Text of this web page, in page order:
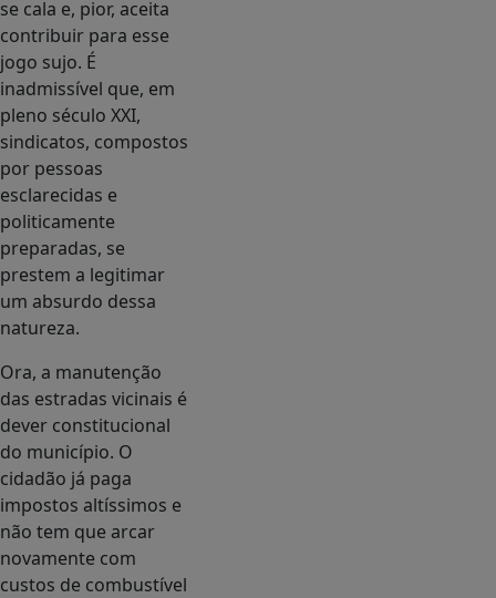
se cala e, pior, aceita
contribuir para esse
jogo sujo. É
inadmissível que, em
pleno século XXI,
sindicatos, compostos
por pessoas
esclarecidas e
politicamente
preparadas, se
prestem a legitimar
um absurdo dessa
natureza.
Ora, a manutenção
das estradas vicinais é
dever constitucional
do município. O
cidadão já paga
impostos altíssimos e
não tem que arcar
novamente com
custos de combustível